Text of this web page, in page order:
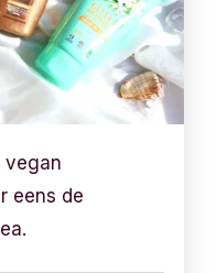
vegan
eens de